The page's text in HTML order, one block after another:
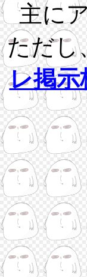
主に
ただし
レ掲示